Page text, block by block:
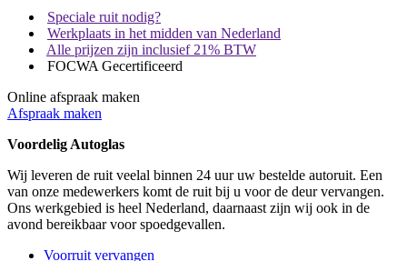
Speciale ruit nodig?
Werkplaats in het midden van Nederland
Alle prijzen zijn inclusief 21% BTW
FOCWA Gecertificeerd
Online afspraak maken
Afspraak maken
Voordelig Autoglas
Wij leveren de ruit veelal binnen 24 uur uw bestelde autoruit. Een
van onze medewerkers komt de ruit bij u voor de deur vervangen.
Ons werkgebied is heel Nederland, daarnaast zijn wij ook in de
avond bereikbaar voor spoedgevallen.
Voorruit vervangen